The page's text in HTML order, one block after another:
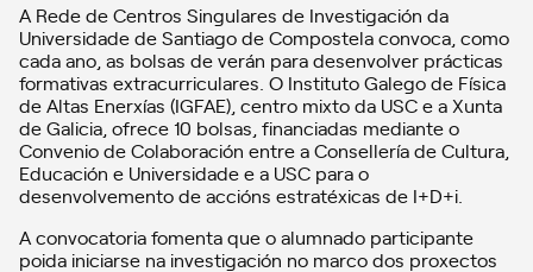
A Rede de Centros Singulares de Investigación da
Universidade de Santiago de Compostela convoca, como
cada ano, as bolsas de verán para desenvolver prácticas
formativas extracurriculares. O Instituto Galego de Física
de Altas Enerxías (IGFAE), centro mixto da USC e a Xunta
de Galicia, ofrece 10 bolsas, financiadas mediante o
Convenio de Colaboración entre a Consellería de Cultura,
Educación e Universidade e a USC para o
desenvolvemento de accións estratéxicas de I+D+i.
A convocatoria fomenta que o alumnado participante
poida iniciarse na investigación no marco dos proxectos